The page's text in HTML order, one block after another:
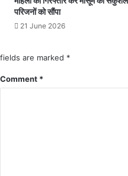
क
.
र्य
क
इ
आ
परिजनों को सौंपा
21 June 2026
fields are marked *
Comment *